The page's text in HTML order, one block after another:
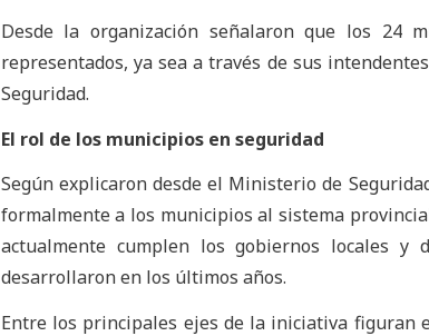
Desde la organización señalaron que los 24
representados, ya sea a través de sus
Seguridad.
El rol de los municipios en seguridad
Según explicaron desde el Ministerio de
formalmente a los municipios al sistema
actualmente cumplen los gobiernos locales
desarrollaron en los últimos años.
Entre los principales ejes de la iniciativa figuran